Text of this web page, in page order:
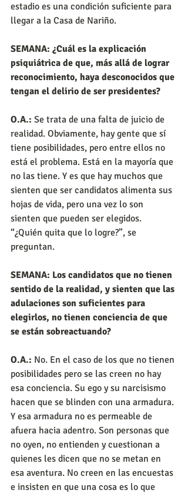
estadio es una condición suficiente para
llegar a la Casa de Nariño.
SEMANA: ¿Cuál es la explicación
psiquiátrica de que, más allá de lograr
reconocimiento, haya desconocidos que
tengan el delirio de ser presidentes?
O.A.: Se trata de una falta de juicio de
realidad. Obviamente, hay gente que sí
tiene posibilidades, pero entre ellos no
está el problema. Está en la mayoría que
no las tiene. Y es que hay muchos que
sienten que ser candidatos alimenta sus
hojas de vida, pero una vez lo son
sienten que pueden ser elegidos.
“¿Quién quita que lo logre?”, se
preguntan.
SEMANA: Los candidatos que no tienen
sentido de la realidad, y sienten que las
adulaciones son suficientes para
elegirlos, no tienen conciencia de que
se están sobreactuando?
O.A.: No. En el caso de los que no tienen
posibilidades pero se las creen no hay
esa conciencia. Su ego y su narcisismo
hacen que se blinden con una armadura.
Y esa armadura no es permeable de
afuera hacia adentro. Son personas que
no oyen, no entienden y cuestionan a
quienes les dicen que no se metan en
esa aventura. No creen en las encuestas
e insisten en que una cosa es lo que